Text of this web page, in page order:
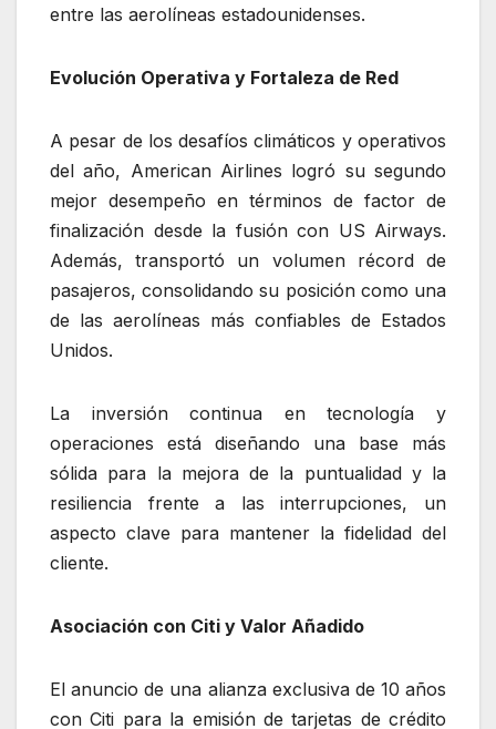
entre las aerolíneas estadounidenses.
Evolución Operativa y Fortaleza de Red
A pesar de los desafíos climáticos y operativos
del año, American Airlines logró su segundo
mejor desempeño en términos de factor de
finalización desde la fusión con US Airways.
Además, transportó un volumen récord de
pasajeros, consolidando su posición como una
de las aerolíneas más confiables de Estados
Unidos.
La inversión continua en tecnología y
operaciones está diseñando una base más
sólida para la mejora de la puntualidad y la
resiliencia frente a las interrupciones, un
aspecto clave para mantener la fidelidad del
cliente.
Asociación con Citi y Valor Añadido
El anuncio de una alianza exclusiva de 10 años
con Citi para la emisión de tarjetas de crédito